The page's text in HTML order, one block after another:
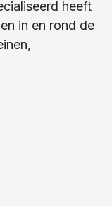
heeft
in en rond de